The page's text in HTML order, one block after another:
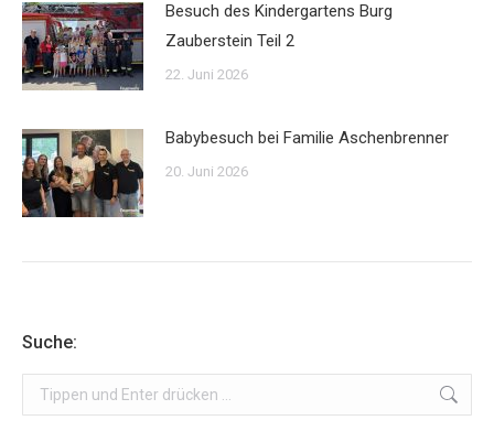
Besuch des Kindergartens Burg
Zauberstein Teil 2
22. Juni 2026
Babybesuch bei Familie Aschenbrenner
20. Juni 2026
Suche:
Search: